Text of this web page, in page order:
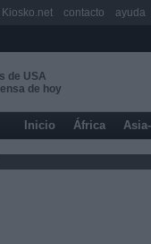
de USA
de hoy
Inicio África
contacto ayuda